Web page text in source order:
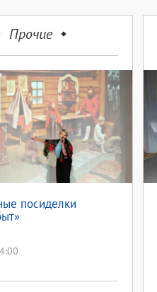
Прочие
посиделки